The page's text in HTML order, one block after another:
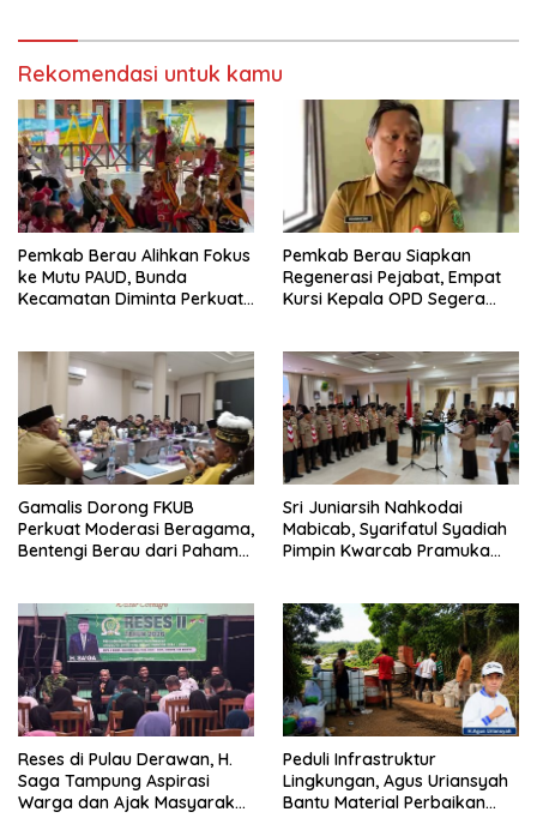
Rekomendasi untuk kamu
Pemkab Berau Alihkan Fokus
ke Mutu PAUD, Bunda
Kecamatan Diminta Perkuat
Pemkab Berau Siapkan
Regenerasi Pejabat, Empat
Kursi Kepala OPD Segera
Gamalis Dorong FKUB
Perkuat Moderasi Beragama,
Bentengi Berau dari Paham
Sri Juniarsih Nahkodai
Mabicab, Syarifatul Syadiah
Pimpin Kwarcab Pramuka
Reses di Pulau Derawan, H.
Saga Tampung Aspirasi
Warga dan Ajak Masyarakat
Peduli Infrastruktur
Lingkungan, Agus Uriansyah
Bantu Material Perbaikan